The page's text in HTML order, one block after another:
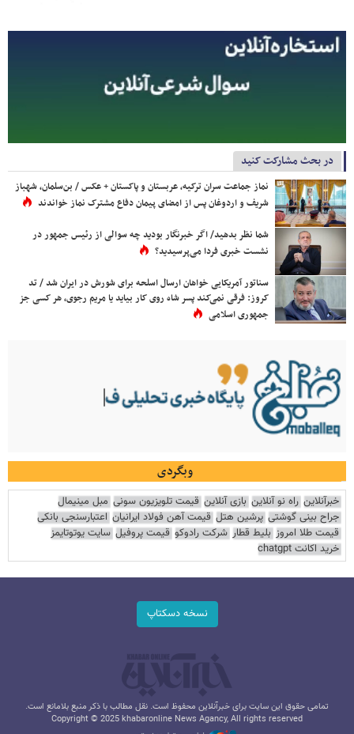
در بحث مشارکت کنید
نماز جماعت سران ترکیه، عربستان و پاکستان + عکس / بن‌سلمان، شهباز
شریف و اردوغان پس از امضای پیمان دفاع مشترک نماز خواندند
شما نظر بدهید/ اگر خبرنگار بودید چه سوالی از رئیس جمهور در
نشست خبری فردا می‌پرسیدید؟
سناتور آمریکایی خواهان ارسال اسلحه برای شورش در ایران شد / تد
کروز: فرقی نمی‌کند پسر شاه روی کار بیاید یا مریم رجوی، هر کسی جز
جمهوری اسلامی
وبگردی
خبرآنلاین راه نو آنلاین بازی آنلاین قیمت تلویزیون سونی مبل مینیمال
جراح بینی گوشتی پرشین هتل قیمت آهن فولاد ایرانیان اعتبارسنجی بانکی
قیمت طلا امروز بلیط قطار شرکت رادوکو قیمت پروفیل سایت یوتوتایمز
خرید اکانت chatgpt
نسخه دسکتاپ
تمامی حقوق این سایت برای خبرآنلاین محفوظ است. نقل مطالب با ذکر منبع بلامانع است.
Copyright © 2025 khabaronline News Agancy, All rights reserved